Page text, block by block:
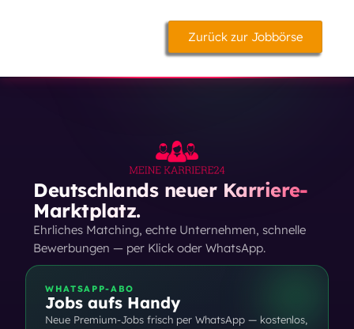
Zurück zur Jobbörse
Deutschlands neuer Karriere-
Marktplatz.
Ehrliches Matching, echte Unternehmen, schnelle
Bewerbungen — per Klick oder WhatsApp.
WHATSAPP-ABO
Jobs aufs Handy
Neue Premium-Jobs frisch per WhatsApp — kostenlos,